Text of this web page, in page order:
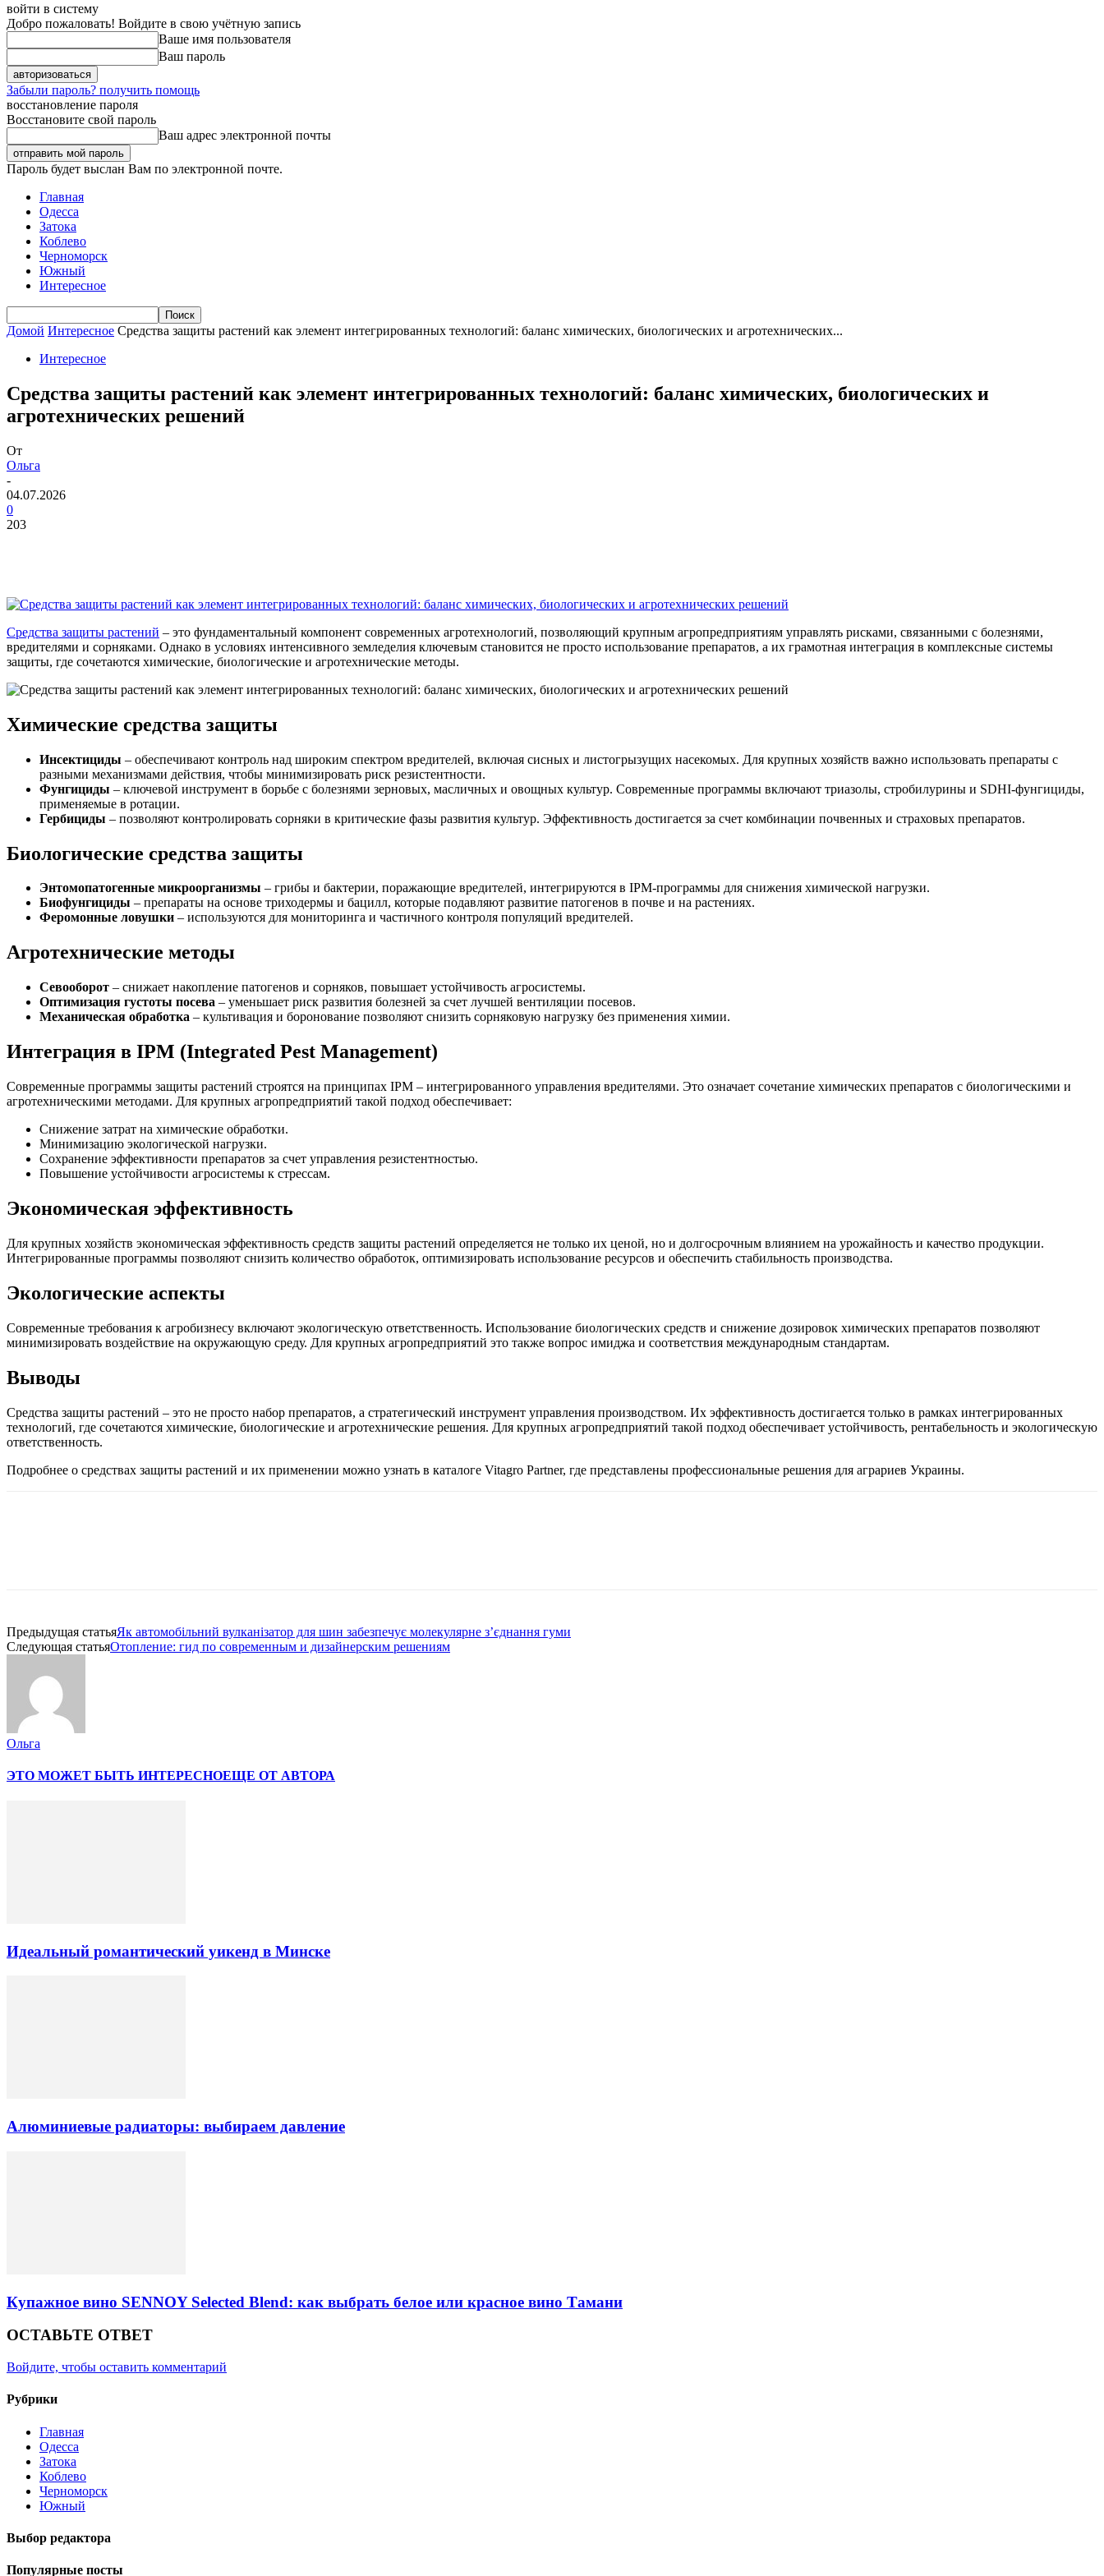
войти в систему
Добро пожаловать! Войдите в свою учётную запись
Ваше имя пользователя
Ваш пароль
Забыли пароль? получить помощь
восстановление пароля
Восстановите свой пароль
Ваш адрес электронной почты
Пароль будет выслан Вам по электронной почте.
Главная
Одесса
Затока
Коблево
Черноморск
Южный
Интересное
Домой Интересное Средства защиты растений как элемент интегрированных технологий: баланс химических, биологических и агротехнических...
Интересное
Средства защиты растений как элемент интегрированных технологий: баланс химических, биологических и
агротехнических решений
От
Ольга
-
04.07.2026
0
203
Средства защиты растений – это фундаментальный компонент современных агротехнологий, позволяющий крупным агропредприятиям управлять рисками, связанными с болезнями,
вредителями и сорняками. Однако в условиях интенсивного земледелия ключевым становится не просто использование препаратов, а их грамотная интеграция в комплексные системы
защиты, где сочетаются химические, биологические и агротехнические методы.
Химические средства защиты
Инсектициды – обеспечивают контроль над широким спектром вредителей, включая сисных и листогрызущих насекомых. Для крупных хозяйств важно использовать препараты с
разными механизмами действия, чтобы минимизировать риск резистентности.
Фунгициды – ключевой инструмент в борьбе с болезнями зерновых, масличных и овощных культур. Современные программы включают триазолы, стробилурины и SDHI-фунгициды,
применяемые в ротации.
Гербициды – позволяют контролировать сорняки в критические фазы развития культур. Эффективность достигается за счет комбинации почвенных и страховых препаратов.
Биологические средства защиты
Энтомопатогенные микроорганизмы – грибы и бактерии, поражающие вредителей, интегрируются в IPM-программы для снижения химической нагрузки.
Биофунгициды – препараты на основе триходермы и бацилл, которые подавляют развитие патогенов в почве и на растениях.
Феромонные ловушки – используются для мониторинга и частичного контроля популяций вредителей.
Агротехнические методы
Севооборот – снижает накопление патогенов и сорняков, повышает устойчивость агросистемы.
Оптимизация густоты посева – уменьшает риск развития болезней за счет лучшей вентиляции посевов.
Механическая обработка – культивация и боронование позволяют снизить сорняковую нагрузку без применения химии.
Интеграция в IPM (Integrated Pest Management)
Современные программы защиты растений строятся на принципах IPM – интегрированного управления вредителями. Это означает сочетание химических препаратов с биологическими и
агротехническими методами. Для крупных агропредприятий такой подход обеспечивает:
Снижение затрат на химические обработки.
Минимизацию экологической нагрузки.
Сохранение эффективности препаратов за счет управления резистентностью.
Повышение устойчивости агросистемы к стрессам.
Экономическая эффективность
Для крупных хозяйств экономическая эффективность средств защиты растений определяется не только их ценой, но и долгосрочным влиянием на урожайность и качество продукции.
Интегрированные программы позволяют снизить количество обработок, оптимизировать использование ресурсов и обеспечить стабильность производства.
Экологические аспекты
Современные требования к агробизнесу включают экологическую ответственность. Использование биологических средств и снижение дозировок химических препаратов позволяют
минимизировать воздействие на окружающую среду. Для крупных агропредприятий это также вопрос имиджа и соответствия международным стандартам.
Выводы
Средства защиты растений – это не просто набор препаратов, а стратегический инструмент управления производством. Их эффективность достигается только в рамках интегрированных
технологий, где сочетаются химические, биологические и агротехнические решения. Для крупных агропредприятий такой подход обеспечивает устойчивость, рентабельность и экологическую
ответственность.
Подробнее о средствах защиты растений и их применении можно узнать в каталоге Vitagro Partner, где представлены профессиональные решения для аграриев Украины.
Предыдущая статьяЯк автомобільний вулканізатор для шин забезпечує молекулярне з’єднання гуми
Следующая статьяОтопление: гид по современным и дизайнерским решениям
Ольга
ЭТО МОЖЕТ БЫТЬ ИНТЕРЕСНОЕЩЕ ОТ АВТОРА
Идеальный романтический уикенд в Минске
Алюминиевые радиаторы: выбираем давление
Купажное вино SENNOY Selected Blend: как выбрать белое или красное вино Тамани
ОСТАВЬТЕ ОТВЕТ
Войдите, чтобы оставить комментарий
Рубрики
Главная
Одесса
Затока
Коблево
Черноморск
Южный
Выбор редактора
Популярные посты